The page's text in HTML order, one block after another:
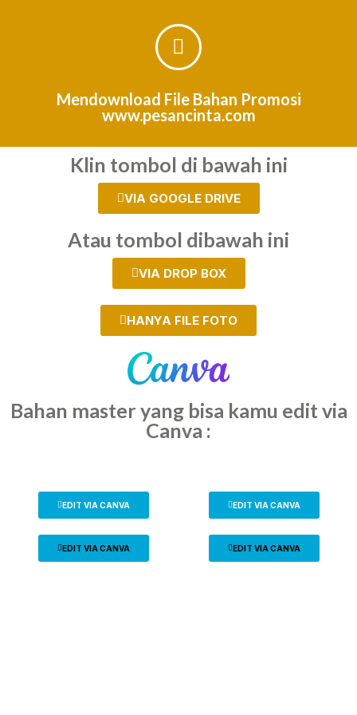
Mendownload File Bahan Promosi
www.pesancinta.com
Klin tombol di bawah ini
VIA GOOGLE DRIVE
Atau tombol dibawah ini
VIA DROP BOX
HANYA FILE FOTO
Bahan master yang bisa kamu edit via
Canva :
EDIT VIA CANVA EDIT VIA CANVA
EDIT VIA CANVA EDIT VIA CANVA